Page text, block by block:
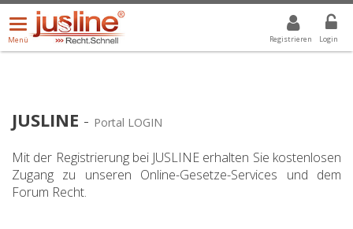
Registrieren Login
Menü
öffnen/schließen
Menü
ALLE DROPDOWN: GEWÄHLTER WERT IST ALLE
JUSLINE - Portal LOGIN
Mit der Registrierung bei JUSLINE erhalten Sie kostenlosen
Zugang zu unseren Online-Gesetze-Services und dem
Forum Recht.